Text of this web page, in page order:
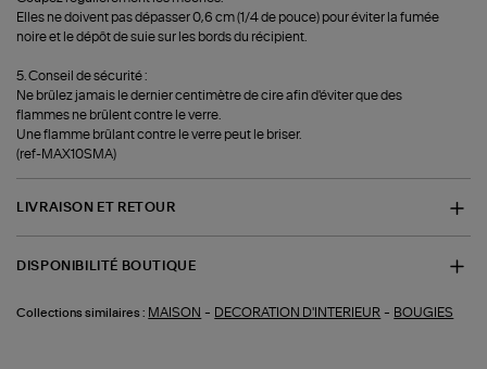
Elles ne doivent pas dépasser 0,6 cm (1/4 de pouce) pour éviter la fumée
noire et le dépôt de suie sur les bords du récipient.
5. Conseil de sécurité :
Ne brûlez jamais le dernier centimètre de cire afin d'éviter que des
flammes ne brûlent contre le verre.
Une flamme brûlant contre le verre peut le briser.
(ref-MAX10SMA)
LIVRAISON ET RETOUR
DISPONIBILITÉ BOUTIQUE
Collections similaires : MAISON - DECORATION D'INTERIEUR - BOUGIES